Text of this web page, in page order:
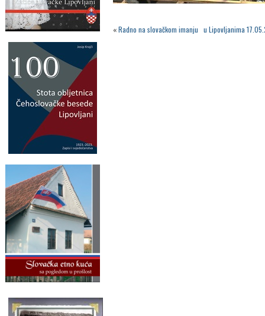
«Radno na slovačkom imanju u Lipovljanima